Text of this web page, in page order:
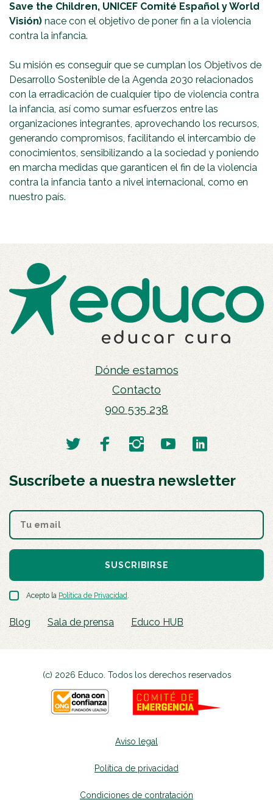
Save the Children, UNICEF Comité Español y World
Visión) nace con el objetivo de poner fin a la violencia
contra la infancia.
Su misión es conseguir que se cumplan los Objetivos de
Desarrollo Sostenible de la Agenda 2030 relacionados
con la erradicación de cualquier tipo de violencia contra
la infancia, así como sumar esfuerzos entre las
organizaciones integrantes, aprovechando los recursos,
generando compromisos, facilitando el intercambio de
conocimientos, sensibilizando a la sociedad y poniendo
en marcha medidas que garanticen el fin de la violencia
contra la infancia tanto a nivel internacional, como en
nuestro país.
Dónde estamos
Contacto
900 535 238
Suscríbete a nuestra newsletter
SUSCRIBIRSE
Acepto la Política de Privacidad.
Blog Sala de prensa Educo HUB
(c) 2026 Educo. Todos los derechos reservados
Aviso legal
Política de privacidad
Condiciones de contratación